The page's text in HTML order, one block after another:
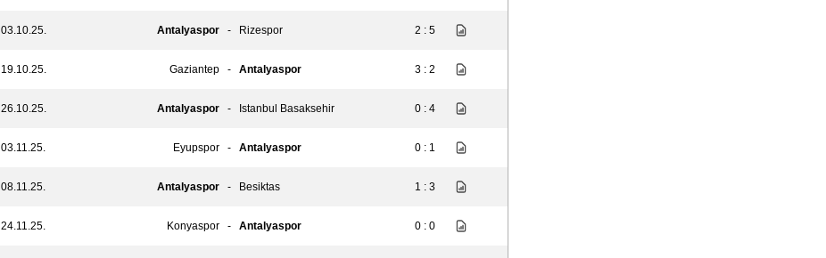
03.10.25. Antalyaspor - Rizespor 2 : 5
19.10.25. Gaziantep - Antalyaspor 3 : 2
26.10.25. Antalyaspor - Istanbul Basaksehir 0 : 4
03.11.25. Eyupspor - Antalyaspor 0 : 1
08.11.25. Antalyaspor - Besiktas 1 : 3
24.11.25. Konyaspor - Antalyaspor 0 : 0